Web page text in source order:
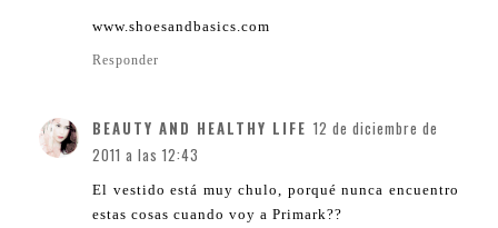
www.shoesandbasics.com
Responder
BEAUTY AND HEALTHY LIFE 12 de diciembre de
2011 a las 12:43
El vestido está muy chulo, porqué nunca encuentro
estas cosas cuando voy a Primark??